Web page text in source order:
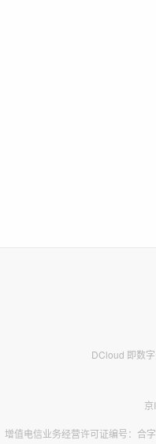
DCloud 即数
增值电信业务经营许可证编号：合